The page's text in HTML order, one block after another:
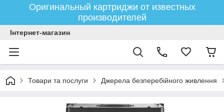
Оригинальный картриджи от известных
производителей
Інтернет-магазин
Товари та послуги Джерела безперебійного живлення